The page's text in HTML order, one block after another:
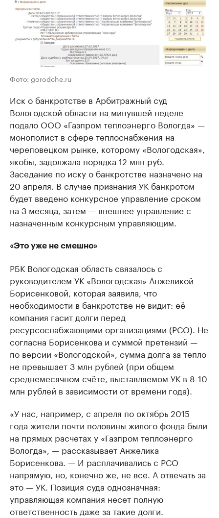
Фото: gorodche.ru
Иск о банкротстве в Арбитражный суд
Вологодской области на минувшей неделе
подало ООО «Газпром теплоэнерго Вологда» —
монополист в сфере теплоснабжения на
череповецком рынке, которому «Вологодская»,
якобы, задолжала порядка 12 млн руб.
Заседание по иску о банкротстве назначено на
20 апреля. В случае признания УК банкротом
будет введено конкурсное управление сроком
на 3 месяца, затем — внешнее управление с
назначенным конкурсным управляющим.
«Это уже не смешно»
РБК Вологодская область связалось с
руководителем УК «Вологодская» Анжеликой
Борисенковой, которая заявила, что
необходимости в банкротстве не видит: её
компания гасит долги перед
ресурсоснабжающими организациями (РСО). Не
согласна Борисенкова и суммой претензий —
по версии «Вологодской», сумма долга за тепло
не превышает 3 млн рублей (при общем
среднемесячном счёте, выставляемом УК в 8-10
млн рублей в зависимости от времени года).
«У нас, например, с апреля по октябрь 2015
года жители почти половины жилого фонда были
на прямых расчетах у «Газпром теплоэнерго
Вологда», — рассказывает Анжелика
Борисенкова. — И расплачивались с РСО
напрямую, но, конечно же, не все. А отвечать за
это — УК. Позиция суда однозначная:
управляющая компания несет полную
ответственность даже за такие долги.